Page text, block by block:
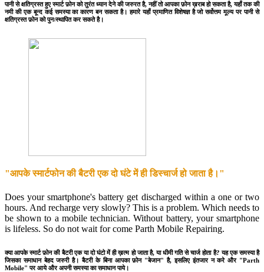
पानी से क्षतिग्रस्त हुए स्मार्ट फ़ोन को तुरंत ध्यान देने की जरुरत है, नहीं तो आपका फ़ोन ख़राब हो सकता है, यहाँ तक की
नमी की एक बून्द कई समस्या का कारण बन सकता है। हमारे यहाँ प्रमाणित विशेषज्ञ है जो सर्वोत्तम मूल्य पर पानी से
क्षतिग्रस्त फ़ोन को पुनःस्थापित कर सकते है।
"आपके स्मार्टफोन की बैटरी एक दो घंटे में ही डिस्चार्ज हो जाता है।"
Does your smartphone's battery get discharged within a one or two
hours. And recharge very slowly? This is a problem. Which needs to
be shown to a mobile technician. Without battery, your smartphone
is lifeless. So do not wait for come Parth Mobile Repairing.
क्या आपके स्मार्ट फ़ोन की बैटरी एक या दो घंटो में ही ख़त्म हो जाता है, या धीमी गति से चार्ज होता है? यह एक समस्या है
जिसका समाधान बेहद जरुरी है। बैटरी के बिना आपका फ़ोन "बेजान" है, इसलिए इंतजार न करे और "Parth
Mobile" पर आये और अपनी समस्या का समाधान पाये।